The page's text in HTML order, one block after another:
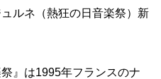
ルネ（熱狂の日音楽祭）新
』は1995年フランスのナ